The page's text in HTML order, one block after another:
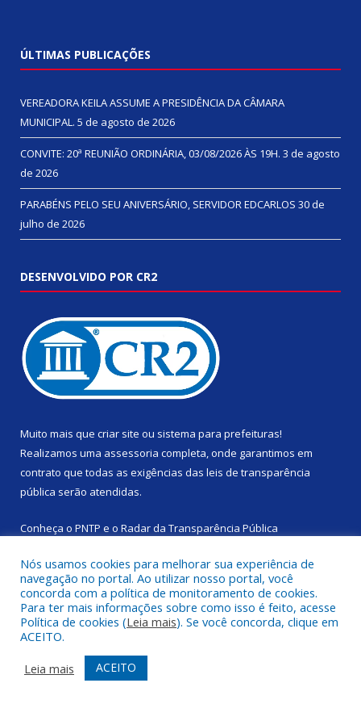
ÚLTIMAS PUBLICAÇÕES
VEREADORA KEILA ASSUME A PRESIDÊNCIA DA CÂMARA
MUNICIPAL. 5 de agosto de 2026
CONVITE: 20ª REUNIÃO ORDINÁRIA, 03/08/2026 ÀS 19H. 3 de agosto
de 2026
PARABÉNS PELO SEU ANIVERSÁRIO, SERVIDOR EDCARLOS 30 de
julho de 2026
DESENVOLVIDO POR CR2
Muito mais que criar site ou sistema para prefeituras!
Realizamos uma assessoria completa, onde garantimos em
contrato que todas as exigências das leis de transparência
pública serão atendidas.
Conheça o PNTP e o Radar da Transparência Pública
Todos os direitos reservados a Câmara Municipal de Rondon do
Pará.
Mapa do Site
Acessar Área Administrativa
Acessar Webmail
Nós usamos cookies para melhorar sua experiência de
navegação no portal. Ao utilizar nosso portal, você
concorda com a política de monitoramento de cookies.
Para ter mais informações sobre como isso é feito, acesse
Política de cookies (Leia mais). Se você concorda, clique em
ACEITO.
Leia mais
ACEITO